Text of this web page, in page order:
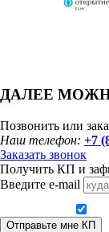
ДАЛЕЕ
Позвонить или
Наш телефон: +7
Заказать звонок
Получить КП и
Введите e-mail
Отправьте мне КП